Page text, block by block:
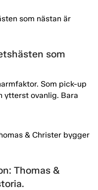
som
Som pick-up
ytterst ovanlig. Bara
Thomas &